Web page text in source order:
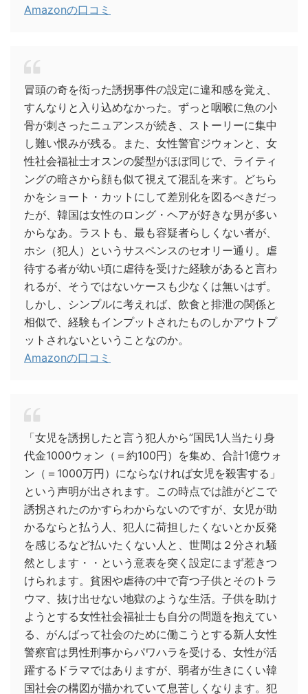
Amazonの口コミ
冒頭の奇を衒った誘拐事件の設定に違和感を覚え、
すんなりと入り込めなかった。ずっと咽喉に魚の小
骨が刺さったニュアンスが続き、ストーリーに集中
し難い恨みが残る。また、女性警官ジウォンと、女
性社会福祉士オスンの髪型がほぼ同じで、ライティ
ングの暗さから顔も似て視えて混乱を来す。どちら
かをショート・カットにして差別化を図るべきだっ
たが、韓国は女性のロング・ヘアが好きな男が多い
からなあ。ラストも、最も容疑者らしくない者が、
ホシ（犯人）というサスペンスのセオリー通り。虐
待する者が幼い頃に虐待を受けた経験があると言わ
れるが、そうではないケースも少なくは無いはず。
しかし、シンプルに考えれば、飲食と排泄の関係と
相似で、経験もインプットされたものしかアウトプ
ットされないということなのか。
Amazonの口コミ
「女児を誘拐したと言う犯人から”国民1人当たり身
代金1000ウォン（＝約100円）を集め、合計1億ウォ
ン（＝1000万円）にならなければ女児を殺害する」
という声明が出されます。この時点では誰がどこで
誘拐されたのかすらわからないのですが、女児が助
かるならと払う人、犯人に荷担したくないとか反発
を感じるなど払いたくない人と、世間は２分され騒
然とします・・という意表を突く設定にまず惹きつ
けられます。貧困や虐待の中で育つ子供とそのトラ
ウマ、抜け出せない地獄のような生活。子供を助け
ようとする女性社会福祉士も自分の問題を抱えてい
る、がんばって社会のために働こうとする新人女性
警察官は男性刑事からパワハラを受ける、女性が活
躍するドラマではありますが、弱者が生きにくい韓
国社会の構図が描かれていて息苦しくなります。犯